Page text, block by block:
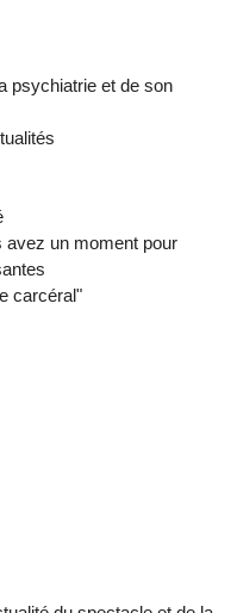
psychiatrie et de son
avez un moment pour
carcéral"